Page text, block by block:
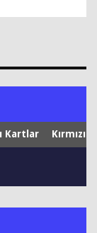
Kartlar Kırmızı